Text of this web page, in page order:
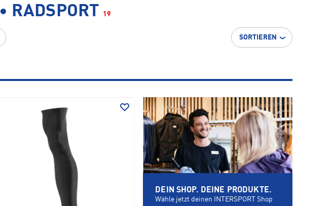
RADSPORT 19
SORTIEREN
DEIN SHOP. DEINE PRODUKTE.
Wähle jetzt deinen INTERSPORT Shop